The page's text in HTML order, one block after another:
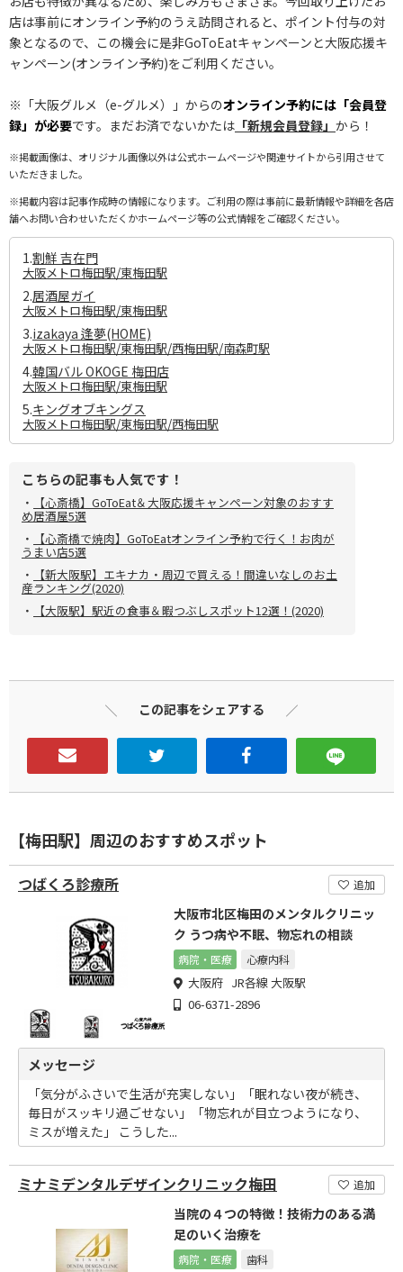
店は事前にオンライン予約のうえ訪問されると、ポイント付与の対
象となるので、この機会に是非GoToEatキャンペーンと大阪応援キ
ャンペーン(オンライン予約)をご利用ください。
※「大阪グルメ（e-グルメ）」からのオンライン予約には「会員登
録」が必要です。まだお済でないかたは 「新規会員登録」 から！
※掲載画像は、オリジナル画像以外は公式ホームページや関連サイトから引用させて
いただきました。
※掲載内容は記事作成時の情報になります。ご利用の際は事前に最新情報や詳細を各店
舗へお問い合わせいただくかホームページ等の公式情報をご確認ください。
1.割鮮 吉在門
大阪メトロ梅田駅/東梅田駅
2.居酒屋ガイ
大阪メトロ梅田駅/東梅田駅
3.izakaya 逢夢(HOME)
大阪メトロ梅田駅/東梅田駅/西梅田駅/南森町駅
4.韓国バル OKOGE 梅田店
大阪メトロ梅田駅/東梅田駅
5.キングオブキングス
大阪メトロ梅田駅/東梅田駅/西梅田駅
こちらの記事も人気です！
・ 【心斎橋】GoToEat＆大阪応援キャンペーン対象のおすす
め居酒屋5選
・
【心斎橋で焼肉】GoToEatオンライン予約で行く！お肉が
うまい店5選
・
【新大阪駅】エキナカ・周辺で買える！間違いなしのお土
産ランキング(2020)
・
【大阪駅】駅近の食事＆暇つぶしスポット12選！(2020)
この記事をシェアする
【梅田駅】周辺のおすすめスポット
つばくろ診療所 追加
大阪市北区梅田のメンタルクリニッ
ク うつ病や不眠、物忘れの相談
病院・医療 心療内科
大阪府 JR各線 大阪駅
06-6371-2896
メッセージ
「気分がふさいで生活が充実しない」「眠れない夜が続き、
毎日がスッキリ過ごせない」「物忘れが目立つようになり、
ミスが増えた」 こうした...
ミナミデンタルデザインクリニック梅田 追加
当院の４つの特徴！技術力のある満
足のいく治療を
病院・医療 歯科